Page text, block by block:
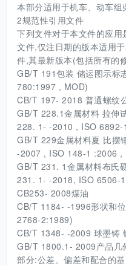
本部分适用于机车、动车组
2规范性引用文件
下列文件对于本文件的应
文件,仅注日期的版本适用
件,其最新版本(包括所有的
GB/T 191包装 储运图示
780:1997 , MOD)
CB/T 197- 2018 普通螺纹
GB/T 228.1金属材料 拉伸
228. 1- -2010 , ISO 6892-
GB/T 229金属材料夏 比摆
-2007 , ISO 148-1 :2006 ,
GB/T 231. 1金属材料布氏
231. 1- -2018, ISO 6506-
CB253- 2008煤油
CB/T 1184- -1996形状和
2768-2:1989)
CB/T 1348- -2009 球墨铸
GB/T 1800.1- 2009产品几
部分:公差、偏差和配合的基